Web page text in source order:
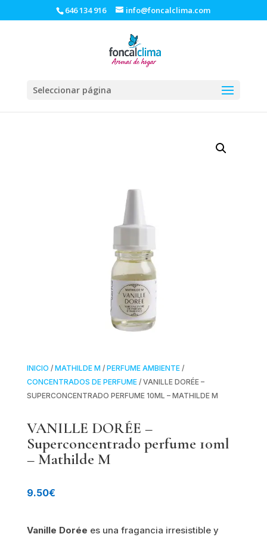
646 134 916 info@foncalclima.com
Seleccionar página
INICIO / MATHILDE M / PERFUME AMBIENTE/
CONCENTRADOS DE PERFUME/ VANILLE DORÉE –
SUPERCONCENTRADO PERFUME 10ML – MATHILDE M
VANILLE DORÉE –
Superconcentrado perfume 10ml
– Mathilde M
9.50€
Vanille Dorée es una fragancia irresistible y